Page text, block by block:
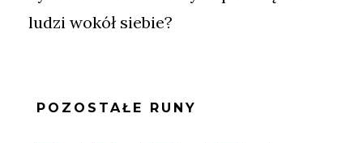
ludzi wokół siebie?
POZOSTAŁE RUNY